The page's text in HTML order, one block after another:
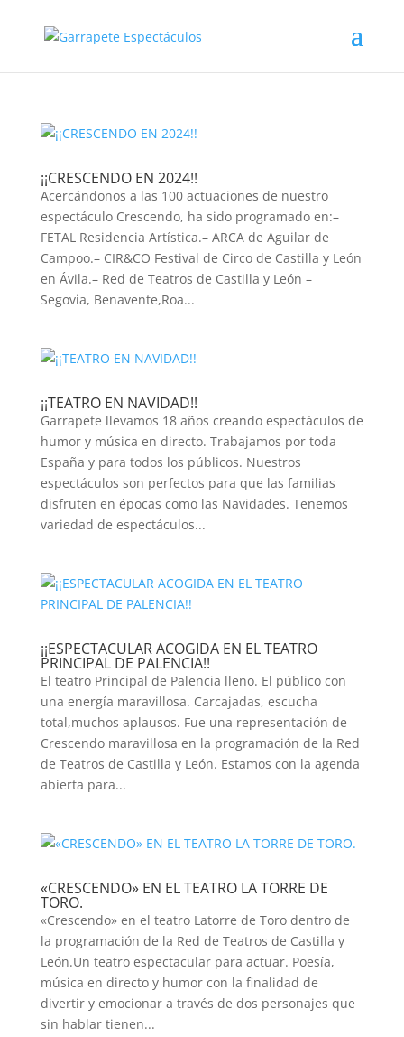
¡¡CRESCENDO EN 2024!!
Acercándonos a las 100 actuaciones de nuestro
espectáculo Crescendo, ha sido programado en:–
FETAL Residencia Artística.– ARCA de Aguilar de
Campoo.– CIR&CO Festival de Circo de Castilla y León
en Ávila.– Red de Teatros de Castilla y León –
Segovia, Benavente,Roa...
¡¡TEATRO EN NAVIDAD!!
Garrapete llevamos 18 años creando espectáculos de
humor y música en directo. Trabajamos por toda
España y para todos los públicos. Nuestros
espectáculos son perfectos para que las familias
disfruten en épocas como las Navidades. Tenemos
variedad de espectáculos...
¡¡ESPECTACULAR ACOGIDA EN EL TEATRO
PRINCIPAL DE PALENCIA!!
El teatro Principal de Palencia lleno. El público con
una energía maravillosa. Carcajadas, escucha
total,muchos aplausos. Fue una representación de
Crescendo maravillosa en la programación de la Red
de Teatros de Castilla y León. Estamos con la agenda
abierta para...
«CRESCENDO» EN EL TEATRO LA TORRE DE
TORO.
«Crescendo» en el teatro Latorre de Toro dentro de
la programación de la Red de Teatros de Castilla y
León.Un teatro espectacular para actuar. Poesía,
música en directo y humor con la finalidad de
divertir y emocionar a través de dos personajes que
sin hablar tienen...